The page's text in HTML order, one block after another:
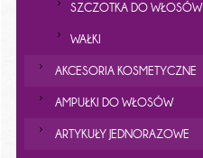
SZCZOTKA DO WŁOSÓW
WAŁKI
AKCESORIA KOSMETYCZNE
AMPUŁKI DO WŁOSÓW
ARTYKUŁY JEDNORAZOWE